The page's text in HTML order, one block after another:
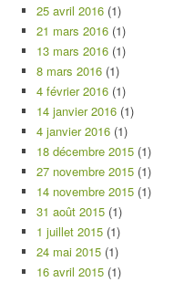
25 avril 2016 (1)
21 mars 2016 (1)
13 mars 2016 (1)
8 mars 2016 (1)
4 février 2016 (1)
14 janvier 2016 (1)
4 janvier 2016 (1)
18 décembre 2015 (1)
27 novembre 2015 (1)
14 novembre 2015 (1)
31 août 2015 (1)
1 juillet 2015 (1)
24 mai 2015 (1)
16 avril 2015 (1)